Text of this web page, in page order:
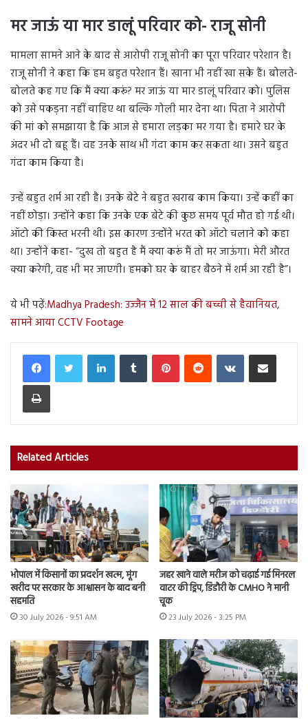
मर जाऊं या मार डालूं परिवार को- राजू सोनी
मामला सामने आने के बाद से आरोपी राजू सोनी का पूरा परिवार परेशान है।
राजू सोनी ने कहा कि हम बहुत परेशान हैं। खाना भी नहीं खा सके हैं। बोलते-
बोलते कह गए कि मैं क्या करूं? मर जाऊं या मार डालूं परिवार को। पुलिस
को उसे पकड़ना नहीं चाहिए था बल्कि गोली मार देना था। पिता ने आरोपी
की मां को समझाया है कि आज से हमारा लड़का मर गया है। हमारे घर के
अंदर भी दो बहू हैं। वह उनके साथ भी गंदा काम कर सकता था। उसने बहुत
गंदा काम किया है।
उन्हें बहुत शर्म आ रही है। उनके बेटे ने बहुत खराब काम किया। उन्हें कहीं का
नहीं छोड़ा। उन्होंने कहा कि उनके एक बेटे की कुछ समय पूर्व मौत हो गई थी।
ऑटो की किस्त भरनी थी। इस कारण उन्होंने भरत को ऑटो चलाने को कहा
था। उन्होंने कहा- “दुख तो बहुत है मैं क्या करूं मैं तो मर जाऊंगा। मेरी औरत
क्या करेगी, वह भी मर जाएगी। हमको घर के बाहर बैठने में शर्म आ रही है”।
ये भी पढ़ें:Madhya Pradesh: उज्जैन में 12 साल की बच्ची से हैवानियत,
सामने आया CCTV Footage
LinkedInTumblr PinterestReddit VKontakteShare via Email
Print
Related Articles
भोपाल में किसानों का प्रदर्शन खत्म, मूंग
खरीद पर सरकार के आश्वासन के बाद बनी
सहमति
30 July 2026 - 9:51 AM
जहर खाने वाले मरीज को चढ़ाई गई मिनरल
वाटर की ड्रिप, डिंडौरी के CMHO ने मानी
चूक
23 July 2026 - 3:25 PM